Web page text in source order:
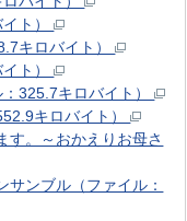
イト）
キロバイト）
イト）
325.7キロバイト）
キロバイト）
。～おかえりお母さ
ンブル（ファイル：